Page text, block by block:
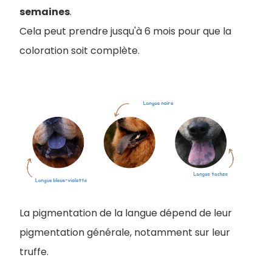
semaines.
Cela peut prendre jusqu'à 6 mois pour que la
coloration soit complète.
La pigmentation de la langue dépend de leur
pigmentation générale, notamment sur leur
truffe.